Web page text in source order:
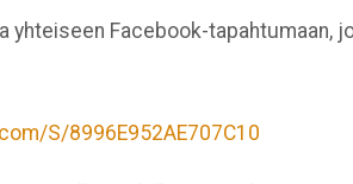
Facebook-tapahtumaan,
S/8996E952AE707C10